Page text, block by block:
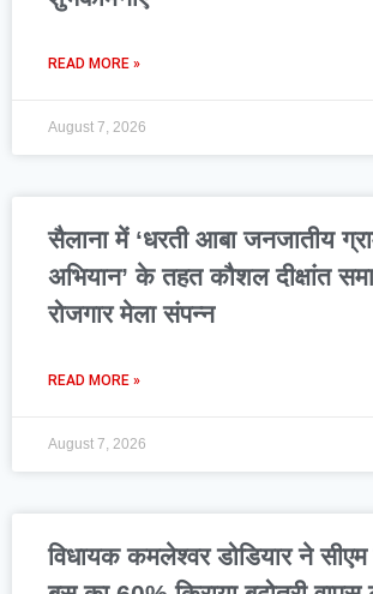
READ MORE »
August 7, 2026
सैलाना में ‘धरती आबा जनजातीय
अभियान’ के तहत कौशल दीक्षांत
रोजगार मेला संपन्न
READ MORE »
August 7, 2026
विधायक कमलेश्वर डोडियार ने